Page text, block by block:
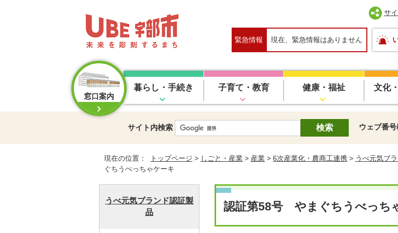
サ
緊急情報 現在、緊急情報はありません
窓口案内
暮らし・手続き 子育て・教育 健康・福祉 文化
サイト内検索 ウェブ番
現在の位置： トップページ > しごと・産業 > 産業 > 6次産業化・農商工連携 > うべ元気ブ
ぐちうべっちゃケーキ
認証第58号 やまぐちうべっち
うべ元気ブランド認証製
品